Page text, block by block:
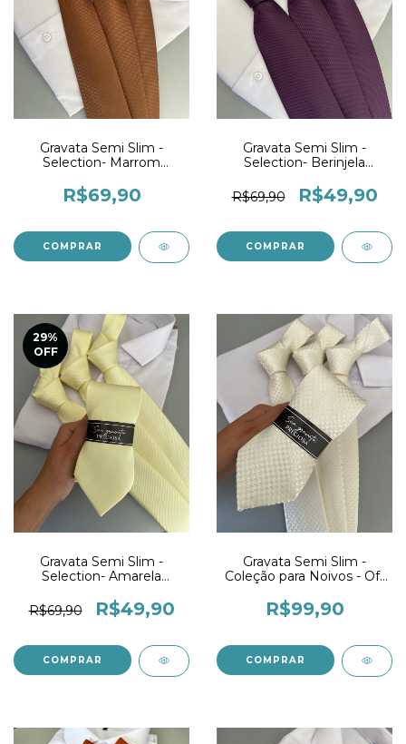
Gravata Semi Slim -
Selection- Marrom
R$69,90
Gravata Semi Slim -
Selection- Berinjela
R$69,90
R$49,90
29%
OFF
Gravata Semi Slim -
Selection- Amarela
R$69,90
R$49,90
Gravata Semi Slim -
Coleção para Noivos - Off
R$99,90